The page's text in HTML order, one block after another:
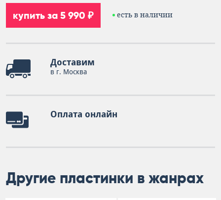
купить за 5 990 ₽ есть в наличии
Доставим
в г. Москва
Оплата онлайн
Другие пластинки в жанрах